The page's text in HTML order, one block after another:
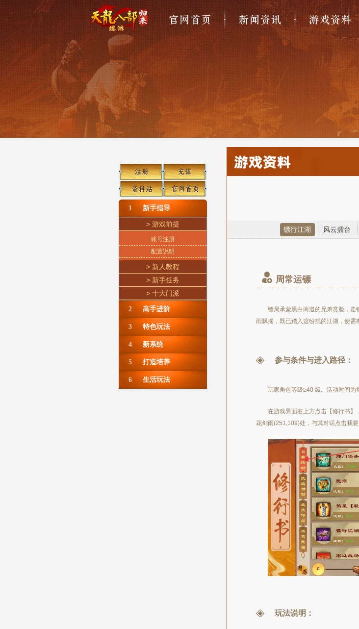
官网首页 新闻资讯 游戏资料
镖行江湖 风云擂台
周常运镖
镖局承蒙黑白两道的兄弟赏脸，
雨飘摇，既已踏入这纷扰的江湖，便需
参与条件与进入路径：
玩家角色等级≥40 级。活动时间为
在游戏界面右上方点击【修行书】
花剑雨(251,109)处，与其对话点击我
玩法说明：
1 新手指导
> 游戏前提
账号注册
配置说明
> 新人教程
> 新手任务
> 十大门派
2 高手进阶
3 特色玩法
4 新系统
5 打造培养
6 生活玩法